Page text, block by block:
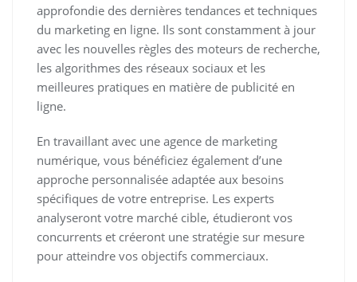
approfondie des dernières tendances et techniques
du marketing en ligne. Ils sont constamment à jour
avec les nouvelles règles des moteurs de recherche,
les algorithmes des réseaux sociaux et les
meilleures pratiques en matière de publicité en
ligne.
En travaillant avec une agence de marketing
numérique, vous bénéficiez également d’une
approche personnalisée adaptée aux besoins
spécifiques de votre entreprise. Les experts
analyseront votre marché cible, étudieront vos
concurrents et créeront une stratégie sur mesure
pour atteindre vos objectifs commerciaux.